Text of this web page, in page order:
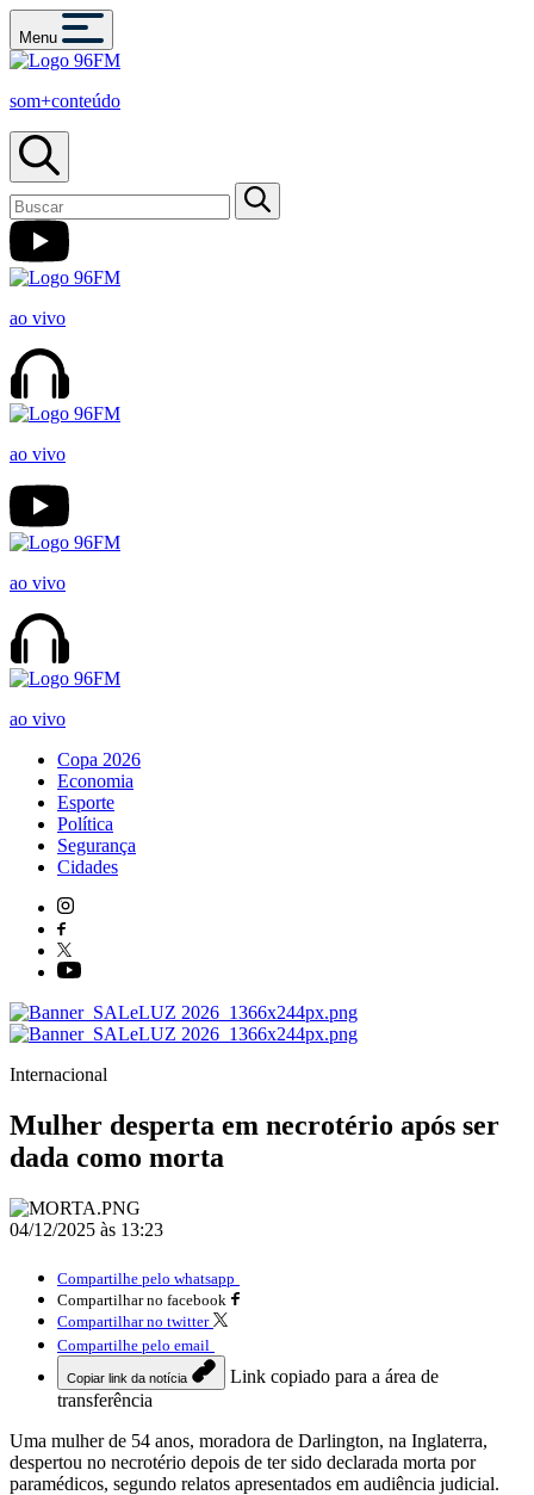
Menu
som+conteúdo
ao vivo
ao vivo
ao vivo
ao vivo
Copa 2026
Economia
Esporte
Política
Segurança
Cidades
Internacional
Mulher desperta em necrotério após ser
dada como morta
04/12/2025 às 13:23
Compartilhe pelo whatsapp
Compartilhar no facebook
Compartilhar no twitter
Compartilhe pelo email
Copiar link da notícia
Link copiado para a área de
transferência
Uma mulher de 54 anos, moradora de Darlington, na Inglaterra,
despertou no necrotério depois de ter sido declarada morta por
paramédicos, segundo relatos apresentados em audiência judicial.